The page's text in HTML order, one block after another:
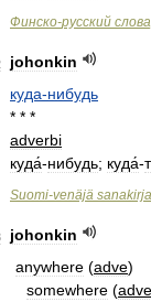
Финско-русский
johonkin
куда-нибудь
* * *
adverbi
куда́-нибудь; куда́-
Suomi-venäjä sanakirja
johonkin
anywhere (adve)
somewhere (adve